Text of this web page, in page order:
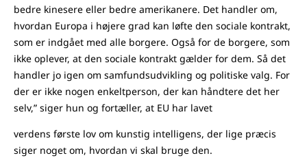
bedre kinesere eller bedre amerikanere. Det handler om,
hvordan Europa i højere grad kan løfte den sociale kontrakt,
som er indgået med alle borgere. Også for de borgere, som
ikke oplever, at den sociale kontrakt gælder for dem. Så det
handler jo igen om samfundsudvikling og politiske valg. For
der er ikke nogen enkeltperson, der kan håndtere det her
selv,” siger hun og fortæller, at EU har lavet
verdens første lov om kunstig intelligens, der lige præcis
siger noget om, hvordan vi skal bruge den.